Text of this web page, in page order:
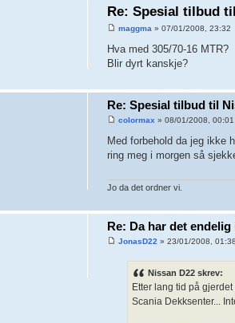
Re: Spesial tilbud
maggma » 07/01/2008, 23:32
Hva med 305/70-16 MTR?
Blir dyrt kanskje?
Re: Spesial tilbud til
colormax » 08/01/2008, 00:01
Med forbehold da jeg ikke
ring meg i morgen så
Jo da det ordner vi.
Re: Da har det
JonasD22 » 23/01/2008, 01:38
Nissan D22 skrev:
Etter lang tid på
Scania Dekksenter...